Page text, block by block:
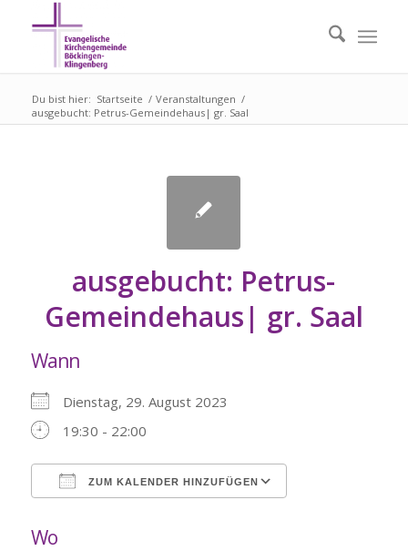
Du bist hier: Startseite / Veranstaltungen /
ausgebucht: Petrus-Gemeindehaus| gr. Saal
ausgebucht: Petrus-
Gemeindehaus| gr. Saal
Wann
Dienstag, 29. August 2023
19:30 - 22:00
ZUM KALENDER HINZUFÜGEN
Wo